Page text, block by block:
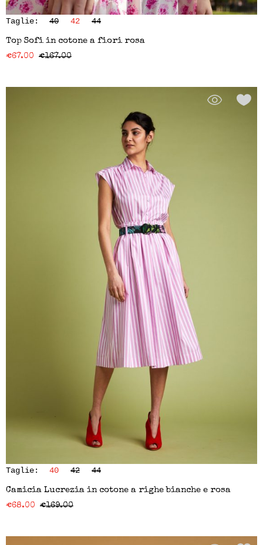
Taglie: 40 42 44
Top Sofi in cotone a fiori rosa
€67.00 €167.00
Taglie: 40 42 44
Camicia Lucrezia in cotone a righe bianche e rosa
€68.00 €169.00